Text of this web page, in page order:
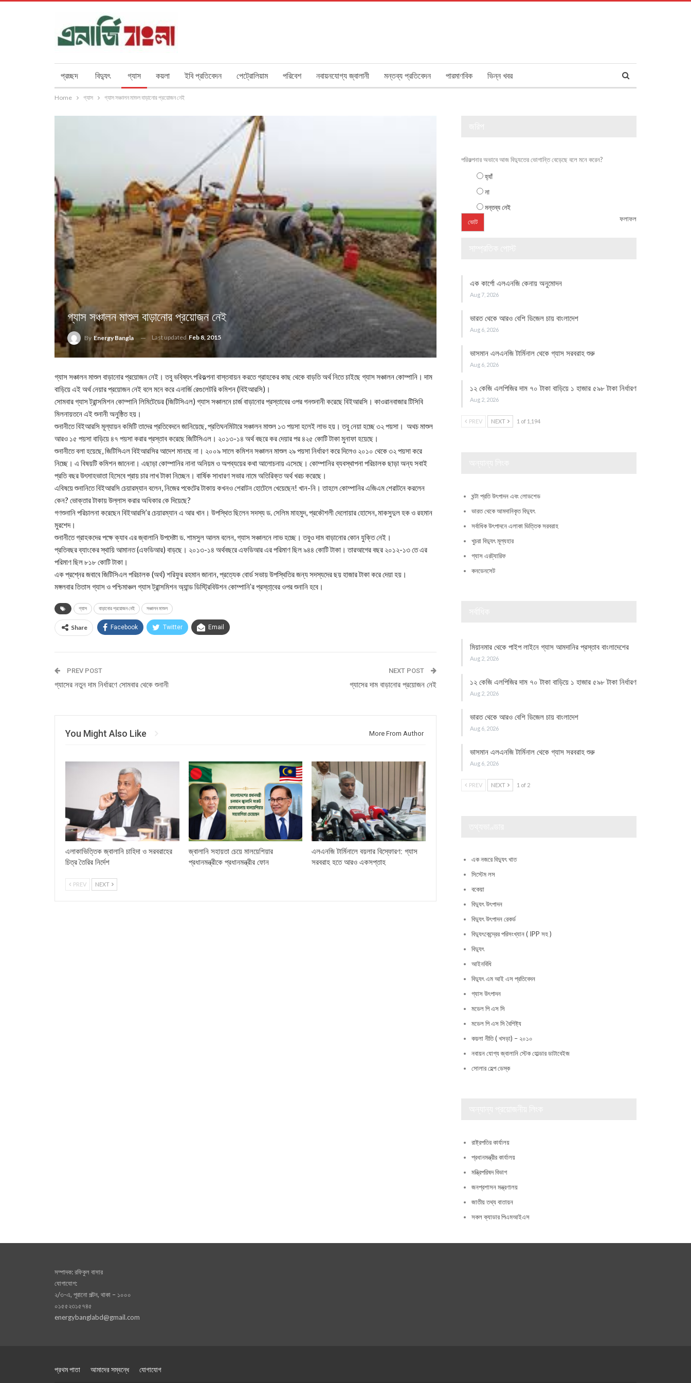
প্রচ্ছদ বিদ্যুৎ গ্যাস কয়লা ইবি প্রতিবেদন পেট্রোলিয়াম পরিবেশ নবায়নযোগ্য জ্বালানী মন্তব্য প্রতিবেদন পারমাণবিক ভিন্ন খবর
Home গ্যাস গ্যাস সঞ্চালন মাশুল বাড়ানোর প্রয়োজন নেই
গ্যাস সঞ্চালন মাশুল বাড়ানোর প্রয়োজন নেই
By Energy Bangla Last updated Feb 8, 2015
গ্যাস সঞ্চালন মাশুল বাড়ানোর প্রয়োজন নেই। তবু ভবিষ্যৎ পরিকল্পনা বাস্তবায়ন করতে গ্রাহকের কাছ থেকে বাড়তি অর্থ নিতে চাইছে গ্যাস সঞ্চালন কোম্পানি। দাম
বাড়িয়ে এই অর্থ নেয়ার প্রয়োজন নেই বলে মনে করে এনার্জি রেগুলেটরি কমিশন (বিইআরসি)।
সোমবার গ্যাস ট্রান্সমিশন কোম্পানি লিমিটেডের (জিটিসিএল) গ্যাস সঞ্চালনে চার্জ বাড়ানোর প্রস্তাবের ওপর গনশুনানী করেছে বিইআরসি। কাওরানবাজার টিসিবি
মিলনায়তনে এই শুনানী অনুষ্ঠিত হয়।
শুনানীতে বিইআরসি মূল্যায়ন কমিটি তাদের প্রতিবেদনে জানিয়েছে, প্রতিঘনমিটারে সঞ্চালন মাশুল ১৩ পয়সা হলেই লাভ হয়। তবু নেয়া হচ্ছে ৩২ পয়সা। অথচ মাশুল
আরও ১৫ পয়সা বাড়িয়ে ৪৭ পয়সা করার প্রস্তাব করেছে জিটিসিএল। ২০১৩-১৪ অর্থ বছরে কর দেয়ার পর ৪২৫ কোটি টাকা মুনাফা হয়েছে।
শুনানীতে বলা হয়েছে, জিটিসিএল বিইআরসির আদেশ মানছে না। ২০০৯ সালে কমিশন সঞ্চালন মাশুল ২৯ পয়সা নির্ধারণ করে দিলেও ২০১০ থেকে ৩২ পয়সা করে
নিচ্ছে। এ বিষয়টি কমিশন জানেনা। এছাড়া কোম্পানির নানা অনিয়ম ও অপব্যয়ের কথা আলোচনায় এসেছে। কোম্পানির ব্যবস্থাপনা পরিচালক ছাড়া অন্য সবাই
প্রতি বছর উৎসাহভাতা হিসেবে প্রায় চার লাখ টাকা নিচ্ছেন। বার্ষিক সাধারণ সভার নামে অতিরিক্ত অর্থ খরচ করেছে।
এবিষয়ে শুনানিতে বিইআরসি চেয়ারম্যান বলেন, নিজের পকেটের টাকায় কখনও শেরাটন হোটেলে খেয়েছেন! খান-নি। তাহলে কোম্পানির এজিএম শেরাটনে করলেন
কেন? ভোক্তার টাকায় উল্লাস করার অধিকার কে দিয়েছে?
গণশুনানি পরিচালনা করেছেন বিইআরসি’র চেয়ারম্যান এ আর খান। উপস্থিত ছিলেন সদস্য ড. সেলিম মাহমুদ, প্রকৌশলী দেলোয়ার হোসেন, মাকসুদুল হক ও রহমান
মুরশেদ।
শুনানীতে গ্রাহকদের পক্ষে ক্যাব এর জ্বালানি উপদেষ্টা ড. শামসুল আলম বলেন, গ্যাস সঞ্চালনে লাভ হচ্ছে। তবুও দাম বাড়ানোর কোন যুক্তি নেই।
প্রতিবছর ব্যাংকের স্থায়ি আমানত (এফডিআর) বাড়ছে। ২০১৩-১৪ অর্থবছরে এফডিআর এর পরিমাণ ছিল ৯৪৪ কোটি টাকা। তারআগের বছর ২০১২-১৩ তে এর
পরিমাণ ছিল ৮১৮ কোটি টাকা।
এক প্রশ্নের জবাবে জিটিসিএল পরিচালক (অর্থ) শরিফুর রহমান জানান, প্রত্যেক বোর্ড সভায় উপস্থিতির জন্য সদস্যদের ছয় হাজার টাকা করে দেয়া হয়।
মঙ্গলবার তিতাস গ্যাস ও পশ্চিমাঞ্চল গ্যাস ট্রান্সমিশন অ্যান্ড ডিস্ট্রিবিউশন কোম্পানি’র প্রস্তা্বের ওপর শুনানি হবে।
গ্যাস বাড়ানোর প্রয়োজন নেই সঞ্চালন মাশুল
Share Facebook Twitter Email
PREV POST
গ্যাসের নতুন দাম নির্ধারণে সোমবার থেকে শুনানী
NEXT POST
গ্যাসের দাম বাড়ানোর প্রয়োজন নেই
You Might Also Like More From Author
এলাকাভিত্তিক জ্বালানি চাহিদা ও সরবরাহের
চিত্র তৈরির নির্দেশ
জ্বালানি সহায়তা চেয়ে মালয়েশিয়ার
প্রধানমন্ত্রীকে প্রধানমন্ত্রীর ফোন
এলএনজি টার্মিনালে বয়লার বিস্ফোরণ: গ্যাস
সরবরাহ হতে আরও একসপ্তাহ
PREV NEXT
পরিকল্পনার অভাবে আজ বিদ্যুতের ভোগান্তি বেড়েছে বলে মনে করেন?
হ্যাঁ
না
মন্তব্য নেই
ফলাফল
এক কার্গো এলএনজি কেনায় অনুমোদন
Aug 7, 2026
ভারত থেকে আরও বেশি ডিজেল চায় বাংলাদেশ
Aug 6, 2026
ভাসমান এলএনজি টার্মিনাল থেকে গ্যাস সরবরাহ শুরু
Aug 6, 2026
১২ কেজি এলপিজির দাম ৭০ টাকা বাড়িয়ে ১ হাজার ৫৯৮ টাকা নির্ধারণ
Aug 2, 2026
PREV NEXT 1 of 1,194
ঘন্টা প্রতি উৎপাদন এবং লোডশেড
ভারত থেকে আমদানিকৃত বিদ্যুৎ
সর্বাধিক উৎপাদনে এলাকা ভিত্তিক সরবরাহ
খুচরা বিদ্যুৎ মূল্যহার
গ্যাস এরট্যারিফ
কনডেনসেট
মিয়ানমার থেকে পাইপ লাইনে গ্যাস আমদানির প্রস্তাব বাংলাদেশের
Aug 2, 2026
১২ কেজি এলপিজির দাম ৭০ টাকা বাড়িয়ে ১ হাজার ৫৯৮ টাকা নির্ধারণ
Aug 2, 2026
ভারত থেকে আরও বেশি ডিজেল চায় বাংলাদেশ
Aug 6, 2026
ভাসমান এলএনজি টার্মিনাল থেকে গ্যাস সরবরাহ শুরু
Aug 6, 2026
PREV NEXT 1 of 2
এক নজরে বিদ্যুৎ খাত
সিস্টেম লস
বকেয়া
বিদ্যুৎ উৎপাদন
বিদ্যুৎ উৎপাদন রেকর্ড
বিদ্যুৎকেন্দ্রের পরিসংখ্যান ( IPP সহ )
বিদ্যুৎ
আইনবিধি
বিদ্যুৎ এম আই এস প্রতিবেদন
গ্যাস উৎপাদন
মডেল পি এস সি
মডেল পি এস সি বৈশিষ্ট্য
কয়লা নীতি ( খসড়া) – ২০১০
নবায়ন যোগ্য জ্বালানি স্টেক হোল্ডার ডাটাবেইজ
সোলার হেল্প ডেস্ক
রাষ্ট্রপতির কার্যালয়
প্রধানমন্ত্রীর কার্যালয়
মন্ত্রিপরিষদ বিভাগ
জনপ্রশাসন মন্ত্রণালয়
জাতীয় তথ্য বাতায়ন
সকল ক্যাডার পিএমআইএস
সম্পাদক: রফিকুল বাসার
যোগাযোগ:
২/৩-এ, পূরানো পল্টন, থাকা – ১০০০
০১৫৫২৩১৫৭৪৫
energybanglabd@gmail.com
প্রথম পাতা আমাদের সম্বন্ধে যোগাযোগ